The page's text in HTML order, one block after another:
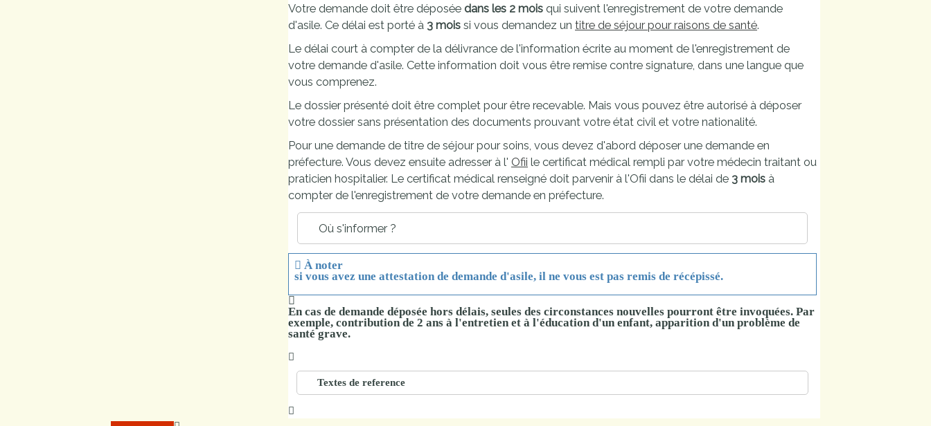
publics
Établissements
privés
proches de
Cour et
Buis
découvrir
et
s'amuser
Votre demande doit être déposée dans les 2 mois qui suivent l'enregistrement de votre demande
d'asile. Ce délai est porté à 3 mois si vous demandez un titre de séjour pour raisons de santé.
Le délai court à compter de la délivrance de l'information écrite au moment de l'enregistrement de
votre demande d'asile. Cette information doit vous être remise contre signature, dans une langue que
vous comprenez.
Le dossier présenté doit être complet pour être recevable. Mais vous pouvez être autorisé à déposer
votre dossier sans présentation des documents prouvant votre état civil et votre nationalité.
Pour une demande de titre de séjour pour soins, vous devez d'abord déposer une demande en
préfecture. Vous devez ensuite adresser à l' Ofii le certificat médical rempli par votre médecin traitant ou
praticien hospitalier. Le certificat médical renseigné doit parvenir à l'Ofii dans le délai de 3 mois à
compter de l'enregistrement de votre demande en préfecture.
Où s'informer ?
À noter
si vous avez une attestation de demande d'asile, il ne vous est pas remis de récépissé.
En cas de demande déposée hors délais, seules des circonstances nouvelles pourront être invoquées. Par
exemple, contribution de 2 ans à l'entretien et à l'éducation d'un enfant, apparition d'un problème de
santé grave.
Textes de reference